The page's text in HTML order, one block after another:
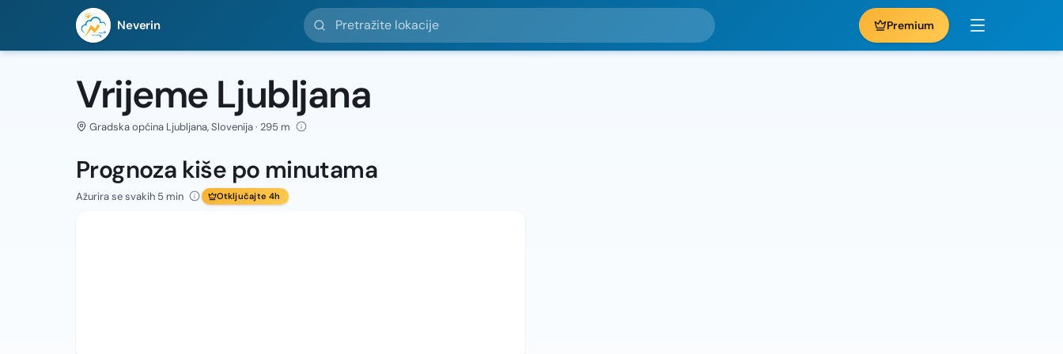
Neverin
Pretražite lokacije
Premium
Vrijeme Ljubljana
Gradska općina Ljubljana, Slovenija · 295 m
Prognoza kiše po minutama
Ažurira se svakih 5 min Otključajte 4h